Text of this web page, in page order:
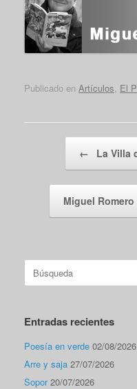
Publicado en Artículos El
← La Villa
Miguel
Buscar:
Entradas recientes
Poesía en verde 02/08/2026
Arre y saja 27/07/2026
Sopor 20/07/2026